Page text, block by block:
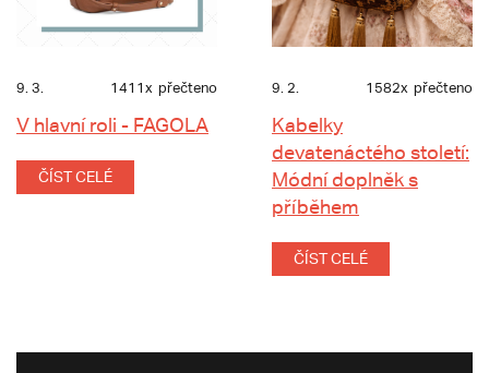
9. 3. 1411x přečteno
V hlavní roli - FAGOLA
ČÍST CELÉ
9. 2. 1582x přečteno
Kabelky
devatenáctého století:
Módní doplněk s
příběhem
ČÍST CELÉ